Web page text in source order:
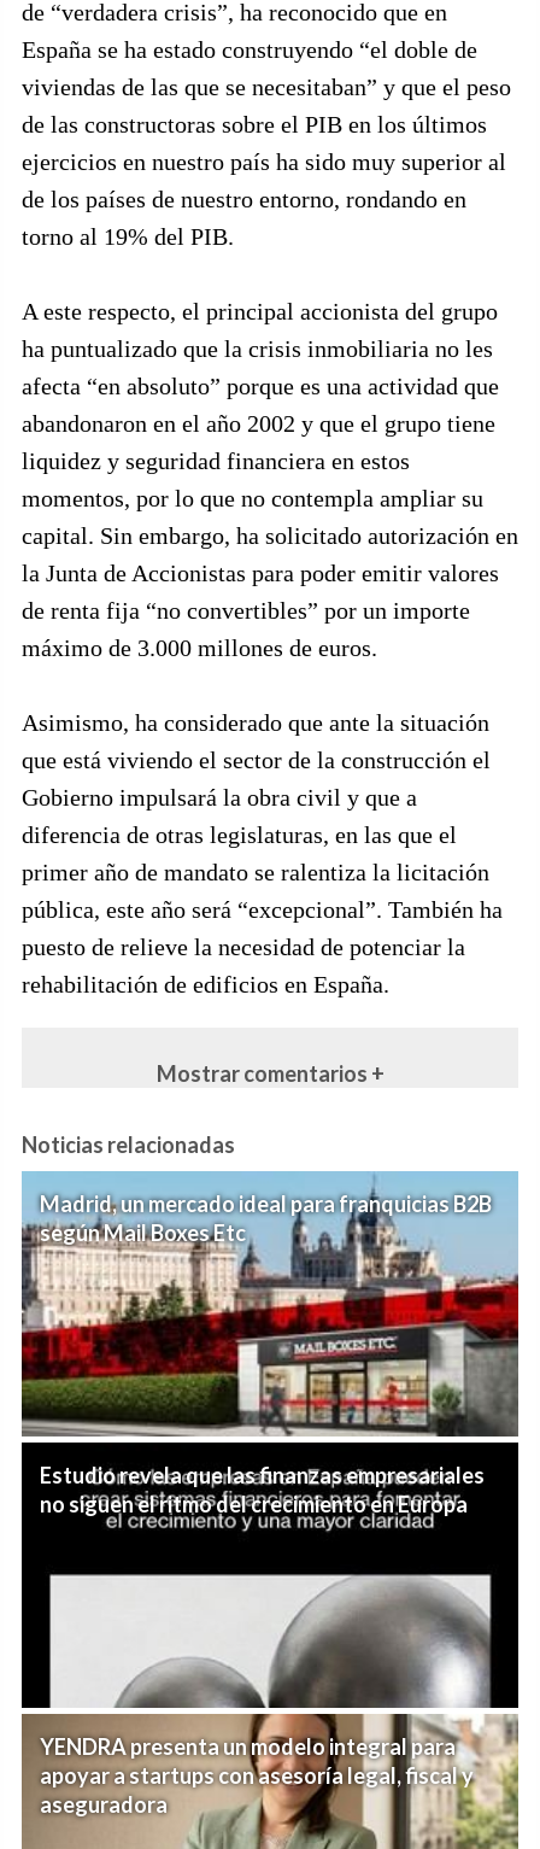
de “verdadera crisis”, ha reconocido que en
España se ha estado construyendo “el doble de
viviendas de las que se necesitaban” y que el peso
de las constructoras sobre el PIB en los últimos
ejercicios en nuestro país ha sido muy superior al
de los países de nuestro entorno, rondando en
torno al 19% del PIB.
A este respecto, el principal accionista del grupo
ha puntualizado que la crisis inmobiliaria no les
afecta “en absoluto” porque es una actividad que
abandonaron en el año 2002 y que el grupo tiene
liquidez y seguridad financiera en estos
momentos, por lo que no contempla ampliar su
capital. Sin embargo, ha solicitado autorización en
la Junta de Accionistas para poder emitir valores
de renta fija “no convertibles” por un importe
máximo de 3.000 millones de euros.
Asimismo, ha considerado que ante la situación
que está viviendo el sector de la construcción el
Gobierno impulsará la obra civil y que a
diferencia de otras legislaturas, en las que el
primer año de mandato se ralentiza la licitación
pública, este año será “excepcional”. También ha
puesto de relieve la necesidad de potenciar la
rehabilitación de edificios en España.
Mostrar comentarios +
Noticias relacionadas
Madrid, un mercado ideal para franquicias B2B
según Mail Boxes Etc
Estudio revela que las finanzas empresariales
no siguen el ritmo del crecimiento en Europa
YENDRA presenta un modelo integral para
apoyar a startups con asesoría legal, fiscal y
aseguradora